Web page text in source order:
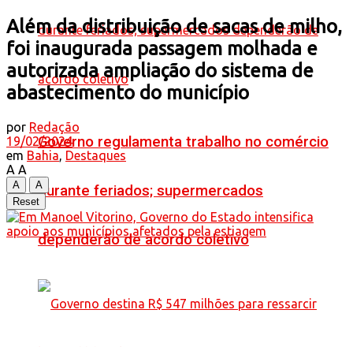
Governo regulamenta trabalho no comércio
durante feriados; supermercados
dependerão de acordo coletivo
Além da distribuição de sacas de milho,
foi inaugurada passagem molhada e
autorizada ampliação do sistema de
abastecimento do município
por Redação
19/02/2024
em Bahia, Destaques
A A
A
A
Reset